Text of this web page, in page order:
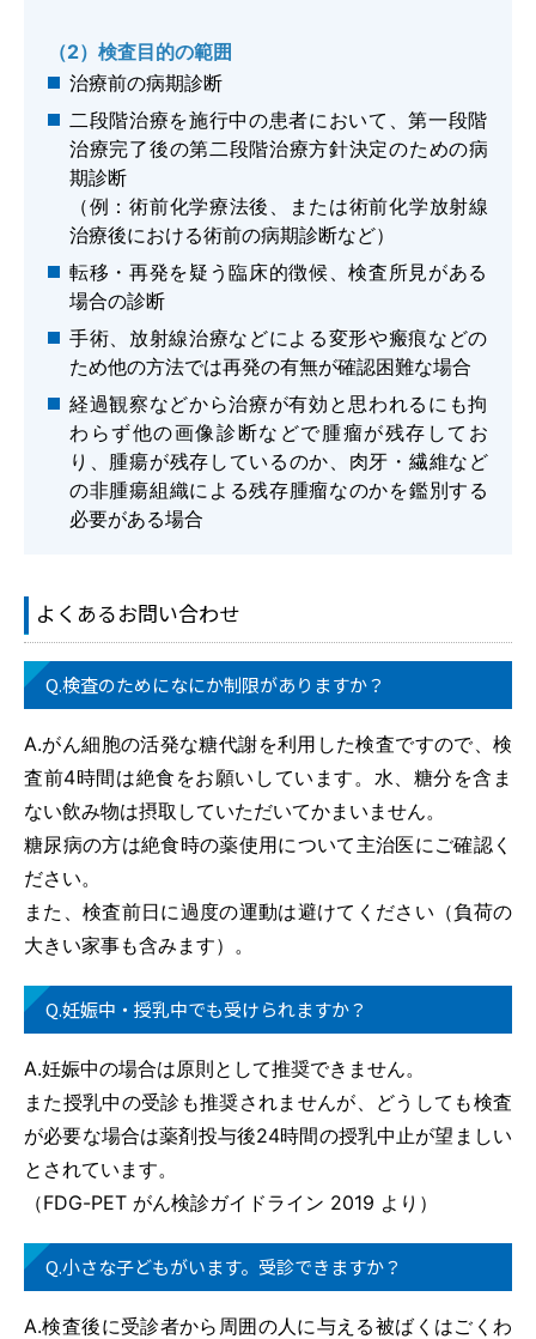
（2）検査目的の範囲
治療前の病期診断
二段階治療を施行中の患者において、第一段階
治療完了後の第二段階治療方針決定のための病
期診断
（例：術前化学療法後、または術前化学放射線
治療後における術前の病期診断など）
転移・再発を疑う臨床的徴候、検査所見がある
場合の診断
手術、放射線治療などによる変形や瘢痕などの
ため他の方法では再発の有無が確認困難な場合
経過観察などから治療が有効と思われるにも拘
わらず他の画像診断などで腫瘤が残存してお
り、腫瘍が残存しているのか、肉牙・繊維など
の非腫瘍組織による残存腫瘤なのかを鑑別する
必要がある場合
よくあるお問い合わせ
Q.検査のためになにか制限がありますか？
A.がん細胞の活発な糖代謝を利用した検査ですので、検
査前4時間は絶食をお願いしています。水、糖分を含ま
ない飲み物は摂取していただいてかまいません。
糖尿病の方は絶食時の薬使用について主治医にご確認く
ださい。
また、検査前日に過度の運動は避けてください（負荷の
大きい家事も含みます）。
Q.妊娠中・授乳中でも受けられますか？
A.妊娠中の場合は原則として推奨できません。
また授乳中の受診も推奨されませんが、どうしても検査
が必要な場合は薬剤投与後24時間の授乳中止が望ましい
とされています。
（FDG-PET がん検診ガイドライン 2019 より）
Q.小さな子どもがいます。受診できますか？
A.検査後に受診者から周囲の人に与える被ばくはごくわ